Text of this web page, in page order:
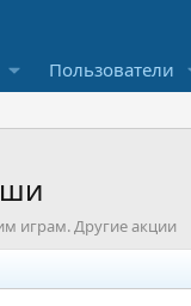
Пользователи
играм. Другие акции